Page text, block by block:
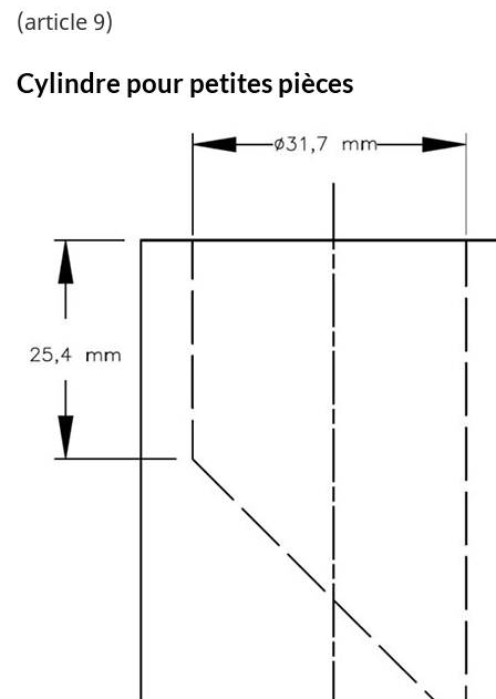
(article 9)
Cylindre pour petites pièces